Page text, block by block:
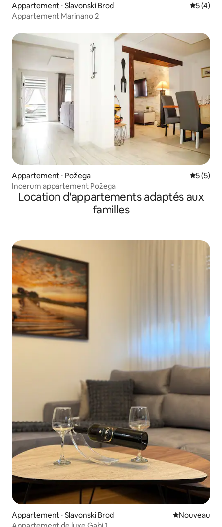
Appartement ⋅ Slavonski Brod
5 (4)
Appartement Marinano 2
Appartement ⋅ Požega
5 (5)
Incerum appartement Požega
Location d'appartements adaptés aux
familles
Appartement ⋅ Slavonski Brod Nouvel
Nouveau